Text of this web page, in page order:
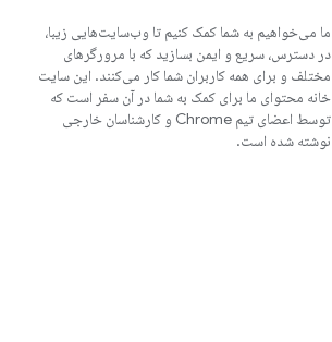
ما می‌خواهیم به شما کمک کنیم تا وب‌سایت‌هایی زیبا،
در دسترس، سریع و ایمن بسازید که با مرورگرهای
مختلف و برای همه کاربران شما کار می‌کنند. این سایت
خانه محتوای ما برای کمک به شما در آن سفر است که
توسط اعضای تیم Chrome و کارشناسان خارجی
نوشته شده است.